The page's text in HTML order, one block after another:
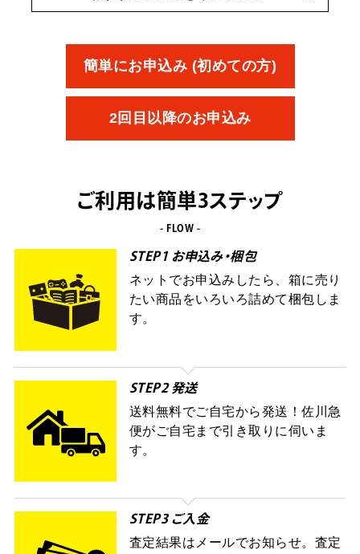
簡単にお申込み (初めての方)
2回目以降のお申込み
ご利用は簡単3ステップ
- FLOW -
STEP1 お申込み・梱包
ネットでお申込みしたら、箱に売り
たい商品をいろいろ詰めて梱包しま
す。
STEP2 発送
送料無料でご自宅から発送！佐川急
便がご自宅まで引き取りに伺いま
す。
STEP3 ご入金
査定結果はメールでお知らせ。査定